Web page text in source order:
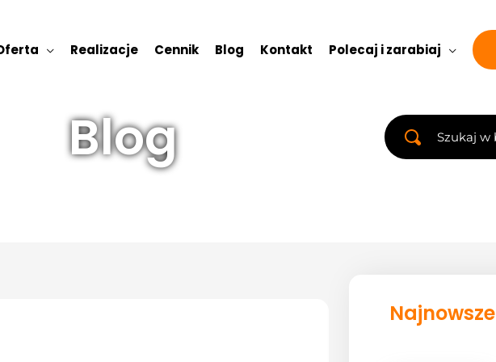
Realizacje Cennik Blog Kontakt Polecaj i zarabiaj
Blog
Search
...
Najnowsze